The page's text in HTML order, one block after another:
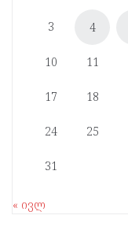
3 4
10 11
17 18
24 25
31
« ივლ